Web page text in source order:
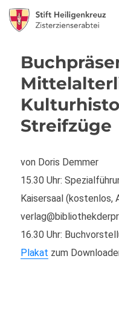
Streifzüge
von Doris Demmer
15.30 Uhr:
Kaisersaal (kostenlos,
16.30 Uhr:
Plakat zum